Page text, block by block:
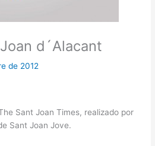
d´Alacant
de 2012
Sant Joan Times, realizado por
Sant Joan Jove.